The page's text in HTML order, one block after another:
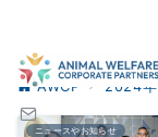
AWCP 2024年
ニュースやお知らせ